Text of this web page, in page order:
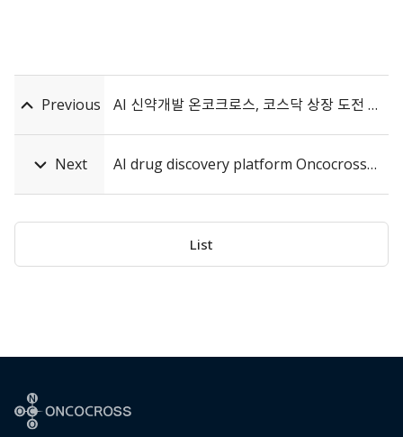
Previous AI 신약개발 온코크로스, 코스닥 상장 도전 2년여만 재개
Next AI drug discovery platform Oncocross set for 1H24 KOSDAQ listing – CFO
List